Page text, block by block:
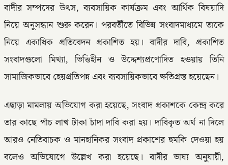
বাদীর সম্পদের উৎস, ব্যবসায়িক কার্যক্রম এবং আর্থিক বিষয়াদি
নিয়ে অনুসন্ধান শুরু করেন। পরবর্তীতে বিভিন্ন সংবাদমাধ্যমে তাকে
নিয়ে একাধিক প্রতিবেদন প্রকাশিত হয়। বাদীর দাবি, প্রকাশিত
সংবাদগুলো মিথ্যা, ভিত্তিহীন ও উদ্দেশ্যপ্রণোদিত হওয়ায় তিনি
সামাজিকভাবে হেয়প্রতিপন্ন এবং ব্যবসায়িকভাবে ক্ষতিগ্রস্ত হয়েছেন।
এছাড়া মামলায় অভিযোগ করা হয়েছে, সংবাদ প্রকাশকে কেন্দ্র করে
তার কাছে পাঁচ লাখ টাকা চাঁদা দাবি করা হয়। দাবিকৃত অর্থ না দিলে
আরও নেতিবাচক ও মানহানিকর সংবাদ প্রকাশের হুমকি দেওয়া হয়
বলেও অভিযোগে উল্লেখ করা হয়েছে। বাদীর ভাষ্য অনুযায়ী,